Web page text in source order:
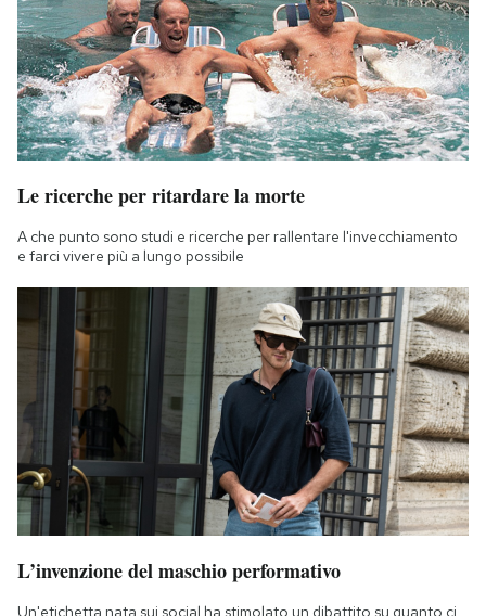
Le ricerche per ritardare la morte
A che punto sono studi e ricerche per rallentare l'invecchiamento
e farci vivere più a lungo possibile
L’invenzione del maschio performativo
Un'etichetta nata sui social ha stimolato un dibattito su quanto ci